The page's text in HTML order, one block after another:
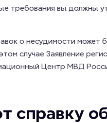
требования вы должны
о несудимости может
случае Заявление
Центр МВД
справку